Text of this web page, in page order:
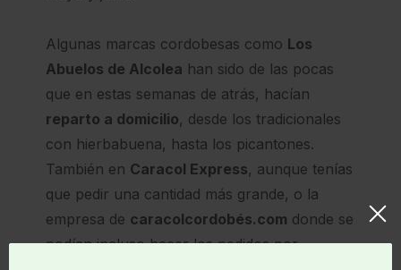
Algunas marcas cordobesas como Los
Abuelos de Alcolea han sido de las pocas
que en estas semanas de atrás, hacían
reparto a domicilio, desde los tradicionales
con hierbabuena, hasta los picantones.
También en Caracol Express, aunque tenías
que pedir una cantidad más grande, o la
empresa de caracolcordobés.com donde se
podían incluso hacer los pedidos por